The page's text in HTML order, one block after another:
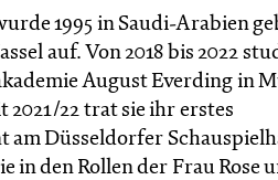
1995 in Saudi-Arabien
auf. Von 2018 bis 2022
August Everding in
2021/22 trat sie ihr erstes
am Düsseldorfer
in den Rollen der Frau Rose